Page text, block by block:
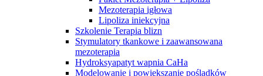
Mezoterapia igłowa
Lipoliza iniekcyjna
Szkolenie Terapia blizn
Stymulatory tkankowe i zaawansowana
mezoterapia
Hydroksyapatyt wapnia CaHa
Modelowanie i powiększanie pośladków